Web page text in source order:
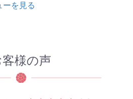
ーを見る
客様の声